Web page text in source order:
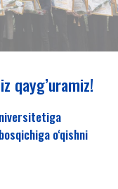
qayg’uramiz!
o‘qishni